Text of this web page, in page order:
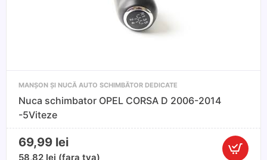
MANȘON ȘI NUCĂ AUTO SCHIMBĂTOR DEDICATE
Nuca schimbator OPEL CORSA D 2006-2014
-5Viteze
69,99 lei
58,82 lei (fara tva)
Cantitate